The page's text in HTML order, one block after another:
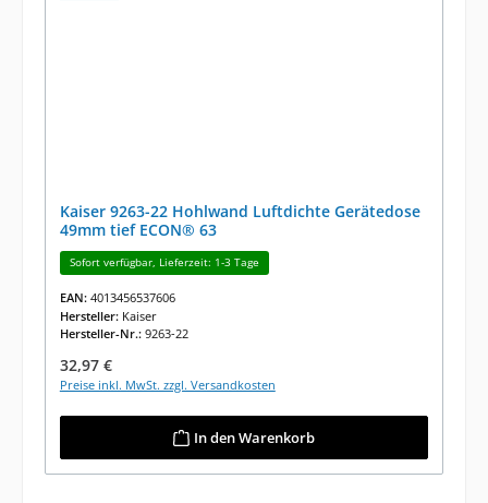
Kaiser 9263-22 Hohlwand Luftdichte Gerätedose
49mm tief ECON® 63
Sofort verfügbar, Lieferzeit: 1-3 Tage
EAN: 4013456537606
Hersteller: Kaiser
Hersteller-Nr.: 9263-22
Regulärer Preis:
32,97 €
Preise inkl. MwSt. zzgl. Versandkosten
In den Warenkorb